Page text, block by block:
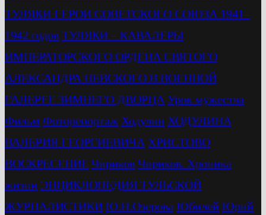
ТУЛЯКИ ГЕРОИ СОВЕТСКОГО СОЮЗА 1941–
1942 годов ТУЛЯКИ – КАВАЛЕРЫ
ИМПЕРАТОРСКОГО ОРДЕНА СВЯТОГО
АЛЕКСАНДРА НЕВСКОГО В ВОЕННОЙ
ГАЛЕРЕЕ ЗИМНЕГО ДВОРЦА Урок мужества
Фильм Фоторепортаж Ходулин ХОДУЛИНА
ВАЛЕРИЯ ГЕОРГИЕВИЧА ХРИСТОВО
ВОСКРЕСЕНИЕ Чириков Чириков. Хроника
жизни ЭНЦИКЛОПЕДИЯ ТУЛЬСКОЙ
ЖУРНАЛИСТИКИ Ю.Н.Озерова Юбилей Юрий